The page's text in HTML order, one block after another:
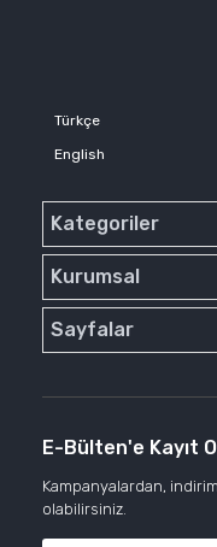
Türkçe
English
Kategoriler
Kurumsal
Sayfalar
E-Bülten'e Kayıt
Kampanyalardan,
olabilirsiniz.